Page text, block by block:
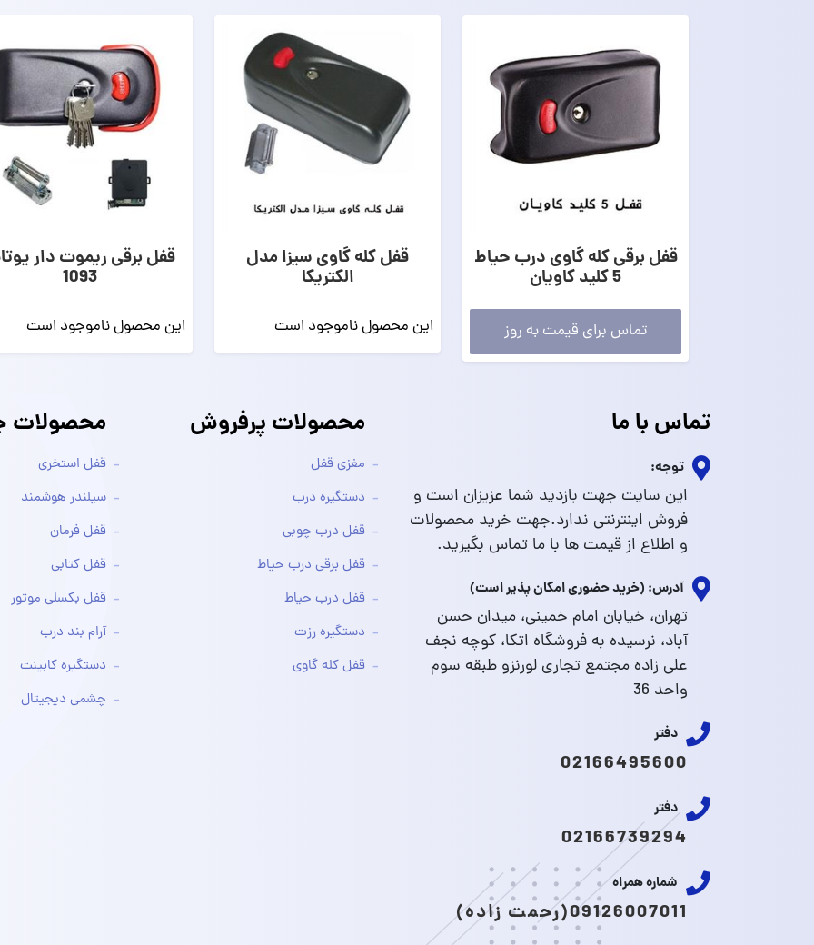
قفل برقی کله گاوی درب حیاط
5 کلید کاویان
تماس برای قیمت به روز
قفل کله گاوی سیزا مدل
الکتریکا
این محصول ناموجود است
قفل برقی ریموت دار
1093
این محصول ناموجود است
تماس با ما
توجه:
این سایت جهت بازدید شما عزیزان است و
فروش اینترنتی ندارد.جهت خرید محصولات
و اطلاع از قیمت ها با ما تماس بگیرید.
آدرس: (خرید حضوری امکان پذیر است)
تهران، خیابان امام خمینی، میدان حسن
آباد، نرسیده به فروشگاه اتکا، کوچه نجف
علی زاده مجتمع تجاری لورنزو طبقه سوم
واحد 36
دفتر
02166495600
دفتر
02166739294
شماره همراه
09126007011(رحمت زاده)
محصولات پرفروش
مغزی قفل
دستگیره درب
قفل درب چوبی
قفل برقی درب حیاط
قفل درب حیاط
دستگیره رزت
قفل کله گاوی
محصولات
قفل استخری
سیلندر هوشمند
قفل فرمان
قفل کتابی
قفل بکسلی موتور
آرام بند درب
دستگیره کابینت
چشمی دیجیتال